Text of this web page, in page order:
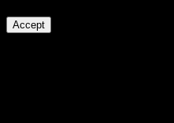
Accept